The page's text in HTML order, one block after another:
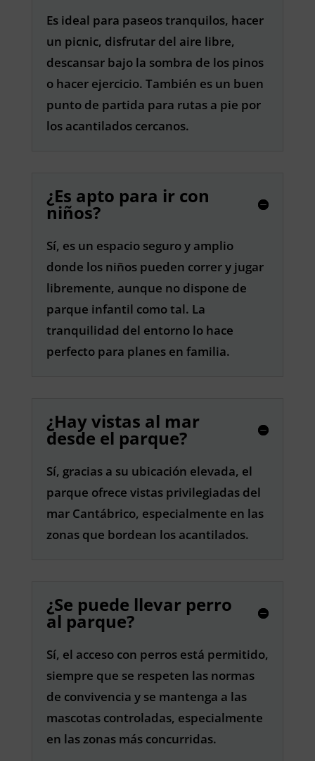
Es ideal para paseos tranquilos, hacer
un picnic, disfrutar del aire libre,
descansar bajo la sombra de los pinos
o hacer ejercicio. También es un buen
punto de partida para rutas a pie por
los acantilados cercanos.
¿Es apto para ir con
niños?
Sí, es un espacio seguro y amplio
donde los niños pueden correr y jugar
libremente, aunque no dispone de
parque infantil como tal. La
tranquilidad del entorno lo hace
perfecto para planes en familia.
¿Hay vistas al mar
desde el parque?
Sí, gracias a su ubicación elevada, el
parque ofrece vistas privilegiadas del
mar Cantábrico, especialmente en las
zonas que bordean los acantilados.
¿Se puede llevar perro
al parque?
Sí, el acceso con perros está permitido,
siempre que se respeten las normas
de convivencia y se mantenga a las
mascotas controladas, especialmente
en las zonas más concurridas.